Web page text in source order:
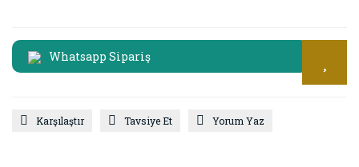
Whatsapp Sipariş
Karşılaştır Tavsiye Et Yorum Yaz